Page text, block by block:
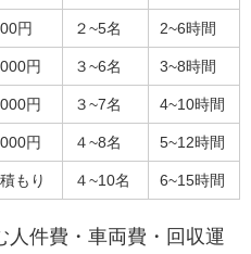
円 ２~5名 2~6時間
円 ３~6名 3~8時間
円 ３~7名 4~10時間
円 ４~8名 5~12時間
もり ４~10名 6~15時間
件費・車両費・回収運